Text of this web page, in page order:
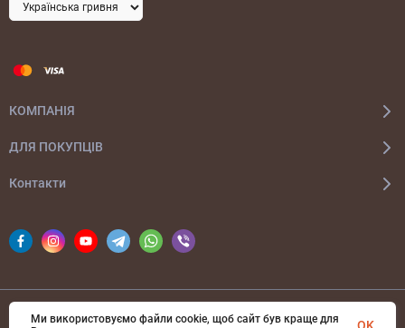
КОМПАНІЯ
ДЛЯ ПОКУПЦІВ
Контакти
© 2026 bags-ua.com Всі права захищені
Ми використовуємо файли cookie, щоб сайт був краще для